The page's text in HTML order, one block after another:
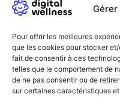
Pour offrir les meilleures
que les cookies pour stocker
fait de consentir à ces
telles que le comportement de
de ne pas consentir ou de
sur certaines caractéristiques